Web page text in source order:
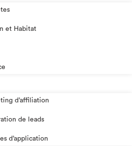
et Habitat
d’affiliation
de leads
d’application